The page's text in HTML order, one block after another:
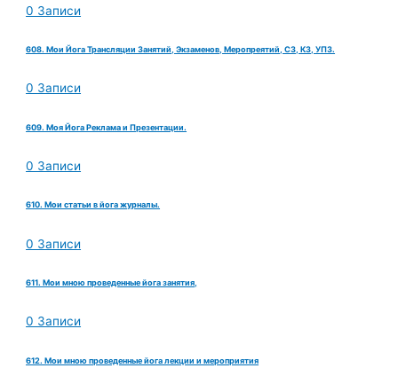
0 Записи
608. Мои Йога Трансляции Занятий, Экзаменов, Меропреятий, СЗ, КЗ, УПЗ.
0 Записи
609. Моя Йога Реклама и Презентации.
0 Записи
610. Мои статьи в йога журналы.
0 Записи
611. Мои мною проведенные йога занятия,
0 Записи
612. Мои мною проведенные йога лекции и мероприятия